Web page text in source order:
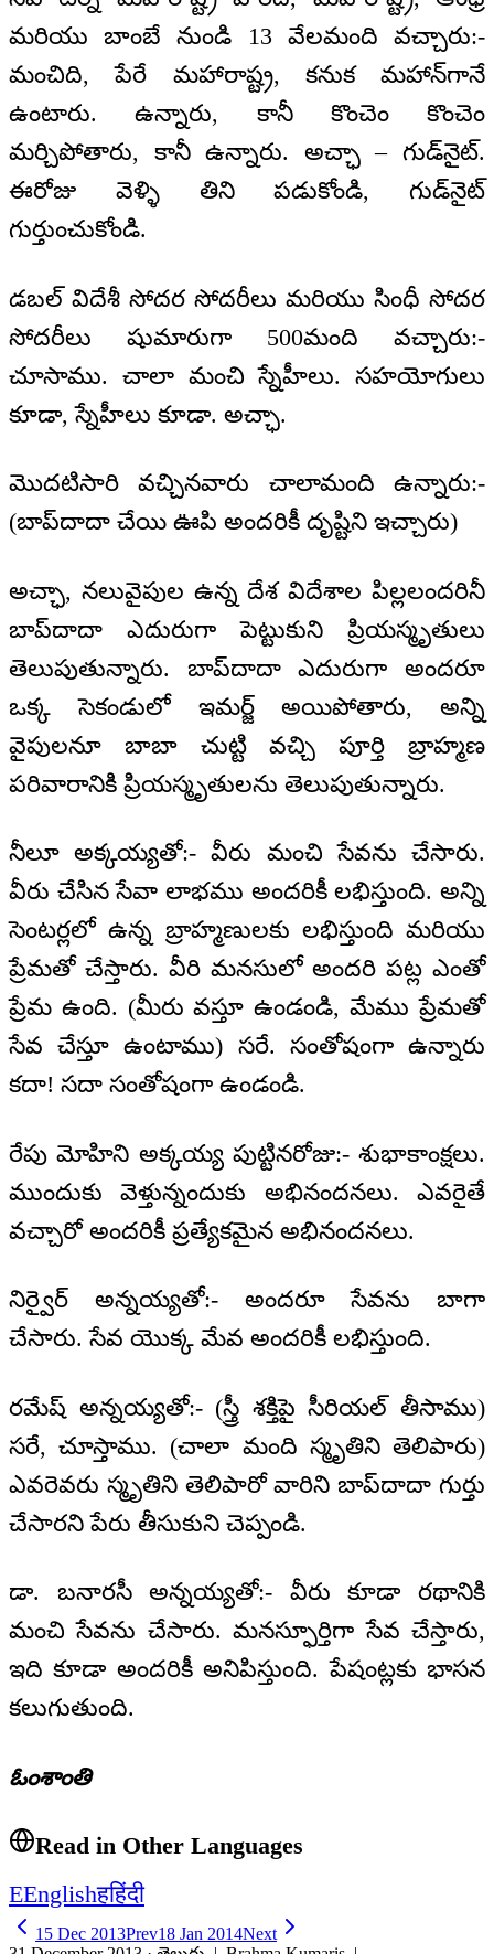
మరియు బాంబే నుండి 13 వేలమంది వచ్చారు:-
మంచిది, పేరే మహారాష్ట్ర, కనుక మహాన్‌గానే
ఉంటారు. ఉన్నారు, కానీ కొంచెం కొంచెం
మర్చిపోతారు, కానీ ఉన్నారు. అచ్ఛా – గుడ్‌నైట్.
ఈరోజు వెళ్ళి తిని పడుకోండి, గుడ్‌నైట్
గుర్తుంచుకోండి.
డబల్ విదేశీ సోదర సోదరీలు మరియు సింధీ సోదర
సోదరీలు షుమారుగా 500మంది వచ్చారు:-
చూసాము. చాలా మంచి స్నేహీలు. సహయోగులు
కూడా, స్నేహీలు కూడా. అచ్ఛా.
మొదటిసారి వచ్చినవారు చాలామంది ఉన్నారు:-
(బాప్‌దాదా చేయి ఊపి అందరికీ దృష్టిని ఇచ్చారు)
అచ్ఛా, నలువైపుల ఉన్న దేశ విదేశాల పిల్లలందరినీ
బాప్‌దాదా ఎదురుగా పెట్టుకుని ప్రియస్మృతులు
తెలుపుతున్నారు. బాప్‌దాదా ఎదురుగా అందరూ
ఒక్క సెకండులో ఇమర్జ్ అయిపోతారు, అన్ని
వైపులనూ బాబా చుట్టి వచ్చి పూర్తి బ్రాహ్మణ
పరివారానికి ప్రియస్మృతులను తెలుపుతున్నారు.
నీలూ అక్కయ్యతో:- వీరు మంచి సేవను చేసారు.
వీరు చేసిన సేవా లాభము అందరికీ లభిస్తుంది. అన్ని
సెంటర్లలో ఉన్న బ్రాహ్మణులకు లభిస్తుంది మరియు
ప్రేమతో చేస్తారు. వీరి మనసులో అందరి పట్ల ఎంతో
ప్రేమ ఉంది. (మీరు వస్తూ ఉండండి, మేము ప్రేమతో
సేవ చేస్తూ ఉంటాము) సరే. సంతోషంగా ఉన్నారు
కదా! సదా సంతోషంగా ఉండండి.
రేపు మోహిని అక్కయ్య పుట్టినరోజు:- శుభాకాంక్షలు.
ముందుకు వెళ్తున్నందుకు అభినందనలు. ఎవరైతే
వచ్చారో అందరికీ ప్రత్యేకమైన అభినందనలు.
నిర్వైర్ అన్నయ్యతో:- అందరూ సేవను బాగా
చేసారు. సేవ యొక్క మేవ అందరికీ లభిస్తుంది.
రమేష్ అన్నయ్యతో:- (స్త్రీ శక్తిపై సీరియల్ తీసాము)
సరే, చూస్తాము. (చాలా మంది స్మృతిని తెలిపారు)
ఎవరెవరు స్మృతిని తెలిపారో వారిని బాప్‌దాదా గుర్తు
చేసారని పేరు తీసుకుని చెప్పండి.
డా. బనారసీ అన్నయ్యతో:- వీరు కూడా రథానికి
మంచి సేవను చేసారు. మనస్ఫూర్తిగా సేవ చేస్తారు,
ఇది కూడా అందరికీ అనిపిస్తుంది. పేషంట్లకు భాసన
కలుగుతుంది.
ఓంశాంతి
Read in Other Languages
EEnglishहहिंदी
15 Dec 2013Prev18 Jan 2014Next